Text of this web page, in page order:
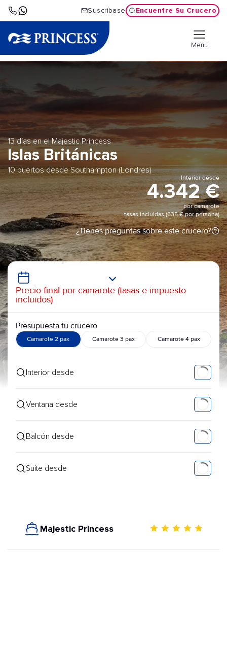
Suscríbase Encuentre Su Crucero
Menu
13 días en el Majestic Princess
Islas Británicas
10 puertos desde Southampton (Londres)
Interior desde
4.342 €
por camarote
tasas incluidas (635 € por persona)
¿Tienes preguntas sobre este crucero?
Precio final por camarote (tasas e impuesto
incluidos)
Presupuesta tu crucero
Camarote 2 pax Camarote 3 pax Camarote 4 pax
Interior desde
Ventana desde
Balcón desde
Suite desde
Majestic Princess